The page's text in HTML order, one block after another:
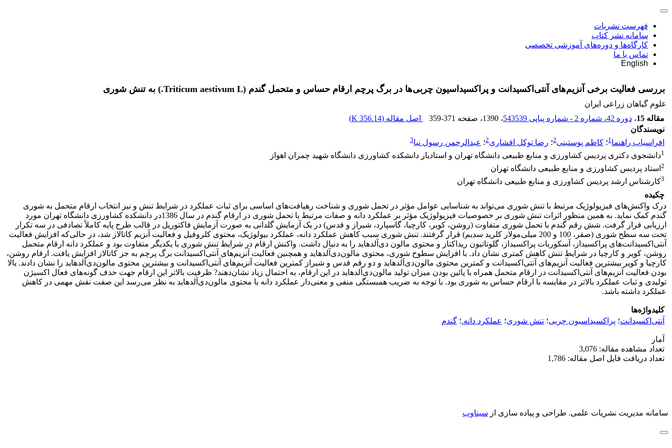
فهرست نشریات
سامانه نشر کتاب
کارگاه‌ها و دوره‌های آموزشی تخصصی
تماس با ما
English
بررسی فعالیت برخی آنزیم‌های آنتی‌اکسیدانت و پراکسیداسیون چربی‌‌ها در برگ پرچم ارقام حساس و متحمل گندم (Triticum aestivum L.) به تنش شوری
علوم گیاهان زراعی ایران
مقاله 15
، دوره 42، شماره 2 - شماره پیاپی 543539 ، 1390 ، صفحه 359-371 اصل مقاله (356.14 K
)
نویسندگان
افراسیاب راهنما1؛ کاظم پوستینی2؛ رضا توکل افشاری2؛ عبدالرحمن رسول نیا3
1دانشجوی دکتری پردیس کشاورزی و منابع طبیعی دانشگاه تهران و استادیار دانشکده کشاورزی دانشگاه شهید چمران اهواز
2 استاد پردیس کشاورزی و منابع طبیعی دانشگاه تهران
3کارشناس ارشد پردیس کشاورزی و منابع طبیعی دانشگاه تهران
چکیده
درک واکنش‌های فیزیولوژیک مرتبط با تنش شوری می‌تواند به شناسایی عوامل مؤثر در تحمل شوری و شناخت رهیافت‌های اساسی برای ثبات عملکرد در شرایط تنش و نیز انتخاب ارقام متحمل به شوری
گندم کمک نماید. به همین منظور اثرات تنش شوری بر خصوصیات فیزیولوژیک مؤثر بر عملکرد دانه و صفات مرتبط با تحمل شوری در ارقام گندم در سال 1386در دانشکده کشاورزی دانشگاه تهران مورد
ارزیابی قرار گرفت. شش رقم گندم با تحمل شوری متفاوت (روشن، کویر، کارچیا، گاسپارد، شیراز و قدس) در یک آزمایش گلدانی به صورت آزمایش فاکتوریل در قالب طرح پایه کاملاً تصادفی در سه تکرار
تحت سه سطح شوری (صفر، 100 و 200 میلی‌مولار کلرید سدیم) قرار گرفتند. تنش شوری سبب کاهش عملکرد دانه، عملکرد بیولوژیک، محتوی کلروفیل و فعالیت آنزیم کاتالاز شد، در حالی‌که افزایش فعالیت
آنتی‌اکسیدانت‌های پراکسیداز، آسکوربات پراکسیداز، گلوتاتیون ریداکتاز و محتوی مالون دی‌آلدهاید را به دنبال داشت. واکنش ارقام در شرایط تنش شوری با یکدیگر متفاوت بود و عملکرد دانه ارقام متحمل
روشن، کویر و کارچیا در شرایط تنش کاهش کمتری نشان داد. با افزایش سطوح شوری، محتوی مالون‌دی‌آلدهاید و همچنین فعالیت آنزیم‌های آنتی‌اکسیدانت برگ پرچم به جز کاتالاز افزایش یافت. ارقام روشن،
کارچیا و کویر بیشترین فعالیت آنزیم‌های آنتی‌اکسیدانت و کمترین محتوی مالون‌دی‌آلدهاید و دو رقم قدس و شیراز کمترین فعالیت آنزیم‌های آنتی‌اکسیدانت و بیشترین محتوی مالون‌دی‌آلدهاید را نشان دادند. بالا
بودن فعالیت آنزیم‌های آنتی‌اکسیدانت در ارقام متحمل همراه با پائین بودن میزان تولید مالون‌دی‌آلدهاید در این ارقام، به احتمال زیاد نشان‌دهند? ظرفیت بالاتر این ارقام جهت حذف گونه‌های فعال اکسیژن
تولیدی و ثبات عملکرد بالاتر در مقایسه با ارقام حساس به شوری بود. با توجه به ضریب همبستگی منفی و معنی‌دار عملکرد دانه با محتوی مالون‌دی‌آلدهاید به نظر می‌رسد این صفت نقش مهمی در کاهش
عملکرد داشته باشد.
کلیدواژه‌ها
آنتی‌اکسیدانت؛ پراکسیداسیون چربی؛ تنش شوری؛ عملکرد دانه.؛ گندم
آمار
تعداد مشاهده مقاله: 3,076
تعداد دریافت فایل اصل مقاله: 1,786
سامانه مدیریت نشریات علمی. طراحی و پیاده سازی از سیناوب